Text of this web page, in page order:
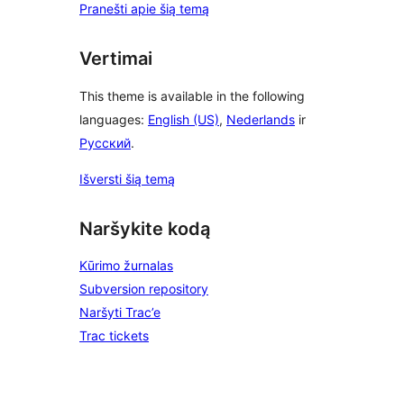
Pranešti apie šią temą
Vertimai
This theme is available in the following
languages: English (US), Nederlands ir
Русский.
Išversti šią temą
Naršykite kodą
Kūrimo žurnalas
Subversion repository
Naršyti Trac’e
Trac tickets